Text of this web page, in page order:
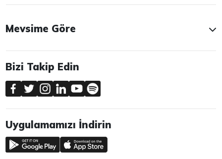
Mevsime Göre
Bizi Takip Edin
Uygulamamızı İndirin